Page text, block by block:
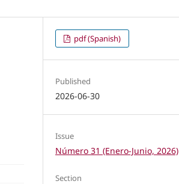
pdf (Spanish)
Published
2026-06-30
Issue
Número 31 (Enero-Junio, 2026)
Section